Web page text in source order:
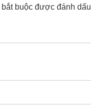
buộc được đánh dấu